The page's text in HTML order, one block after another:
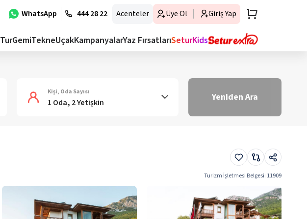
WhatsApp 444 28 22 Acenteler Üye Ol Giriş Yap
TurGemiTekneUçakKampanyalarYaz FırsatlarıSeturKids
Kişi, Oda Sayısı
1 Oda, 2 Yetişkin Yeniden Ara
Turizm İşletmesi Belgesi: 11909